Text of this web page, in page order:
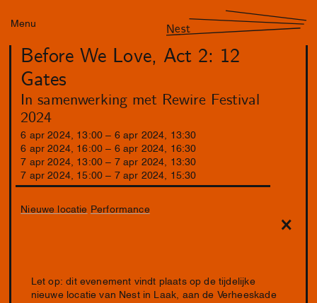
Menu Nest
Before We Love, Act 2: 12
Gates
In samenwerking met Rewire Festival
2024
6 apr 2024 13 :00 6 apr 2024 13 :30
6 apr 2024 16 :00 6 apr 2024 16 :30
7 apr 2024 13 :00 7 apr 2024 13 :30
7 apr 2024 15 :00 7 apr 2024 15 :30
Nieuwe locatie Performance
Let op: dit evenement vindt plaats op de tijdelijke
nieuwe locatie van Nest in Laak, aan de Verheeskade